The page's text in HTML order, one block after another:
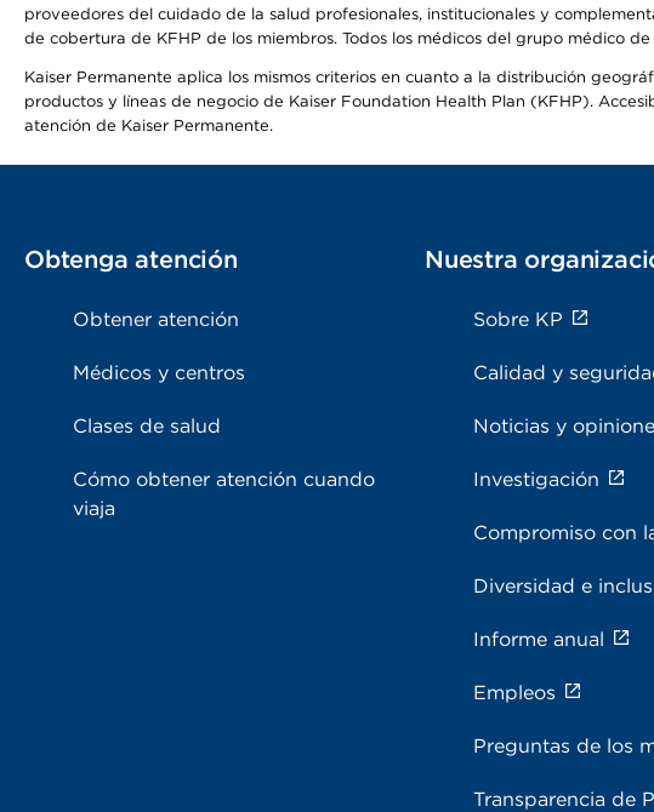
proveedores del cuidado de la salud profesionales, institucionales y
de cobertura de KFHP de los miembros. Todos los médicos del grupo médico
Kaiser Permanente aplica los mismos criterios en cuanto a la distribución
productos y líneas de negocio de Kaiser Foundation Health Plan (KFHP).
atención de Kaiser Permanente.
Obtenga atención
Obtener atención
Médicos y centros
Clases de salud
Cómo obtener atención cuando
viaja
Nuestra
Sobre KP
Calidad y
Noticias y
Investigación
Compromiso con
Diversidad e
Informe anual
Empleos
Preguntas de los
Transparencia de